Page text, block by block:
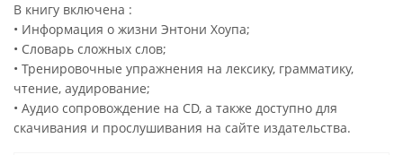
В книгу включена :
• Информация о жизни Энтони Хоупа;
• Словарь сложных слов;
• Тренировочные упражнения на лексику, грамматику,
чтение, аудирование;
• Аудио сопровождение на CD, а также доступно для
скачивания и прослушивания на сайте издательства.